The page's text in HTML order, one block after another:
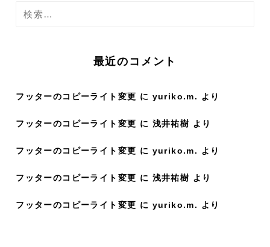
検
最近のコメント
フッターのコピーライト変更 に yuriko.m. より
フッターのコピーライト変更 に 浅井祐樹 より
フッターのコピーライト変更 に yuriko.m. より
フッターのコピーライト変更 に 浅井祐樹 より
フッターのコピーライト変更 に yuriko.m. より